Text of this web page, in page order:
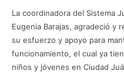
La coordinadora del Sistema
Eugenia Barajas, agradeció y
su esfuerzo y apoyo para
funcionamiento, el cual ya
niños y jóvenes en Ciudad